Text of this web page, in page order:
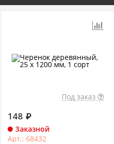
Под заказ
148 ₽
Заказной
Арт.: 68432